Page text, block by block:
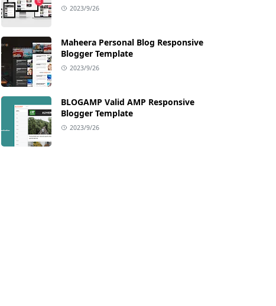
2023/9/26
Maheera Personal Blog Responsive
Blogger Template
2023/9/26
BLOGAMP Valid AMP Responsive
Blogger Template
2023/9/26